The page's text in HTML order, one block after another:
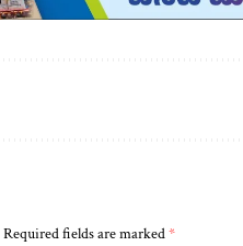
Required fields are marked*